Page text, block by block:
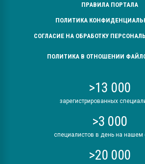
ПРАВИЛА ПОРТАЛА
ПОЛИТИКА
СОГЛАСИЕ НА ОБРАБОТКУ
ПОЛИТИКА В ОТНОШЕНИИ
>13 000
зарегистрированных
>3 000
специалистов в день на нашем
>20 000